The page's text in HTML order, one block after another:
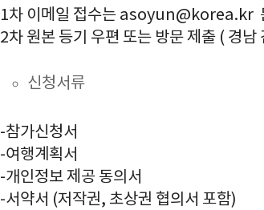
1차 이메일 접수는 asoyun@korea.kr
2차 원본 등기 우편 또는 방문 제출 ( 경
신청서류
-참가신청서
-여행계획서
-개인정보 제공 동의서
-서약서 (저작권, 초상권 협의서 포함)